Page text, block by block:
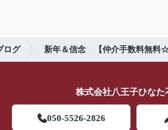
ログ 新年＆信念 【仲介手数料無料☆
株式会社八王子ひなた
050-5526-2826